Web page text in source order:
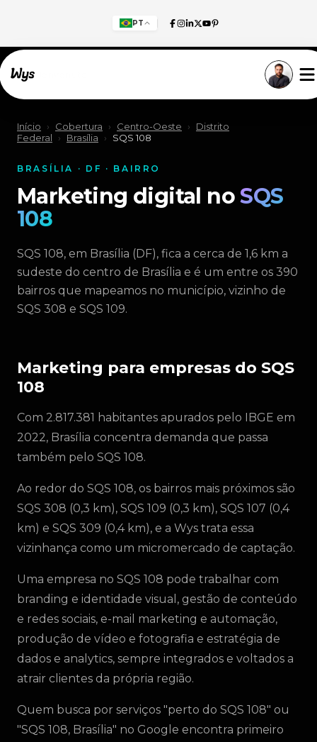
PT
Início › Cobertura › Centro-Oeste ›
Distrito
Federal
› Brasília › SQS 108
BRASÍLIA · DF · BAIRRO
Marketing digital noSQS
108
SQS 108, em Brasília (DF), fica a cerca de 1,6 km a
sudeste do centro de Brasília e é um entre os 390
bairros que mapeamos no município, vizinho de
SQS 308 e SQS 109.
Marketing para empresas do SQS
108
Com 2.817.381 habitantes apurados pelo IBGE em
2022, Brasília concentra demanda que passa
também pelo SQS 108.
Ao redor do SQS 108, os bairros mais próximos são
SQS 308 (0,3 km), SQS 109 (0,3 km), SQS 107 (0,4
km) e SQS 309 (0,4 km), e a Wys trata essa
vizinhança como um micromercado de captação.
Uma empresa no SQS 108 pode trabalhar com
branding e identidade visual, gestão de conteúdo
e redes sociais, e-mail marketing e automação,
produção de vídeo e fotografia e estratégia de
dados e analytics, sempre integrados e voltados a
atrair clientes da própria região.
Quem busca por serviços "perto do SQS 108" ou
"SQS 108, Brasília" no Google encontra primeiro